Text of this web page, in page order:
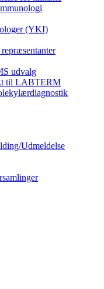
(YKI)
udvalg
til LABTERM
Udmeldelse